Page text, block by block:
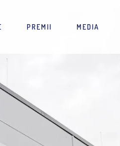
PREMII MEDIA